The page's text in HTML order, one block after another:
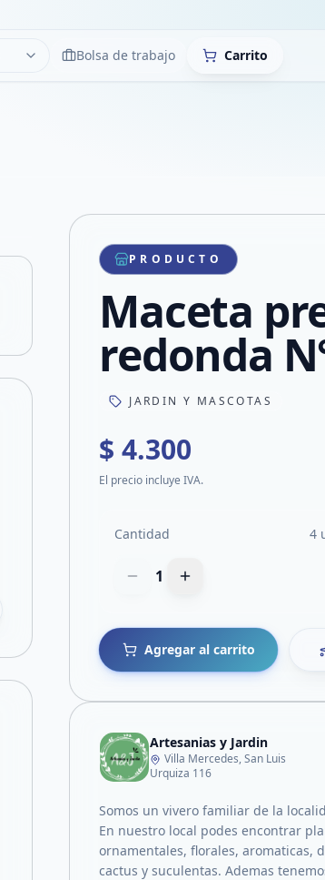
LimpiarBolsa de trabajo Carrito
Compartir producto
Compartir por WhatsApp
Compartir por mail
Compartir en Facebook
Compartir en X
PRODUCTO
Maceta
redonda
JARDIN Y MASCOTAS
$ 4.300
El precio incluye IVA.
Cantidad 4
1
Agregar al carrito
Artesanias y Jardin
Villa Mercedes, San Luis
Urquiza 116
Somos un vivero familiar de la
En nuestro local podes encontrar
ornamentales, florales, aromaticas,
cactus y suculentas. Ademas